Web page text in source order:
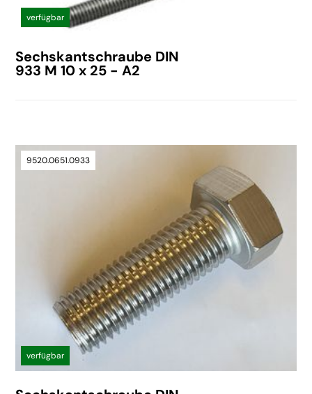
verfügbar
Sechskantschraube DIN
933 M 10 x 25 - A2
9520.0651.0933
verfügbar